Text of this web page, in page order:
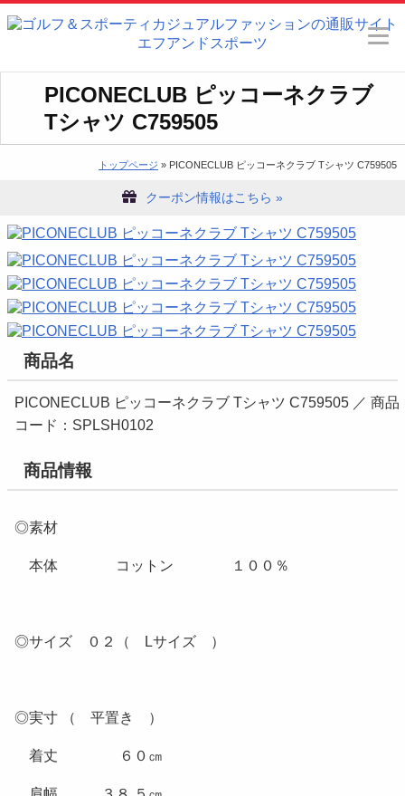
PICONECLUB ピッコーネクラブ
Tシャツ C759505
トップページ » PICONECLUB ピッコーネクラブ Tシャツ C759505
クーポン情報はこちら »
商品名
PICONECLUB ピッコーネクラブ Tシャツ C759505 ／ 商品
コード：SPLSH0102
商品情報
◎素材
本体 コットン １００％
◎サイズ ０２（ Lサイズ ）
◎実寸 （ 平置き ）
着丈 ６０㎝